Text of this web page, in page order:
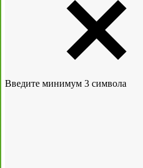
Введите минимум 3 символа